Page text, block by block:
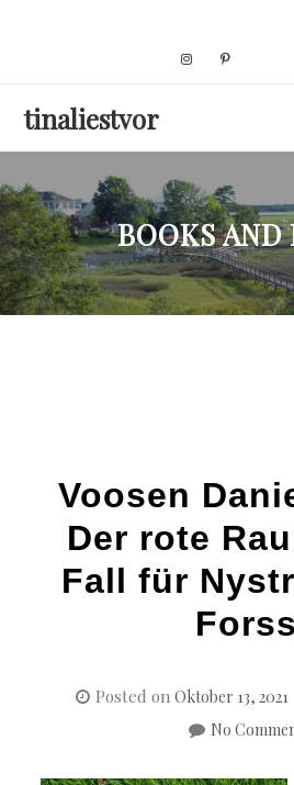
tinaliestvor
BOOKS AND
Voosen
Der rote
Fall für
Forss
Posted on Oktober 13, 2021
No